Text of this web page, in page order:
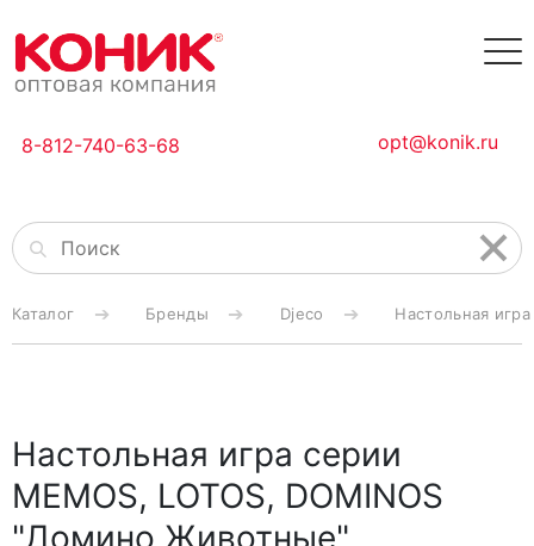
8-812-740-63-68 opt@konik.ru
Каталог Бренды Djeco Настольная
Настольная игра серии
MEMOS, LOTOS, DOMINOS
"Домино Животные"